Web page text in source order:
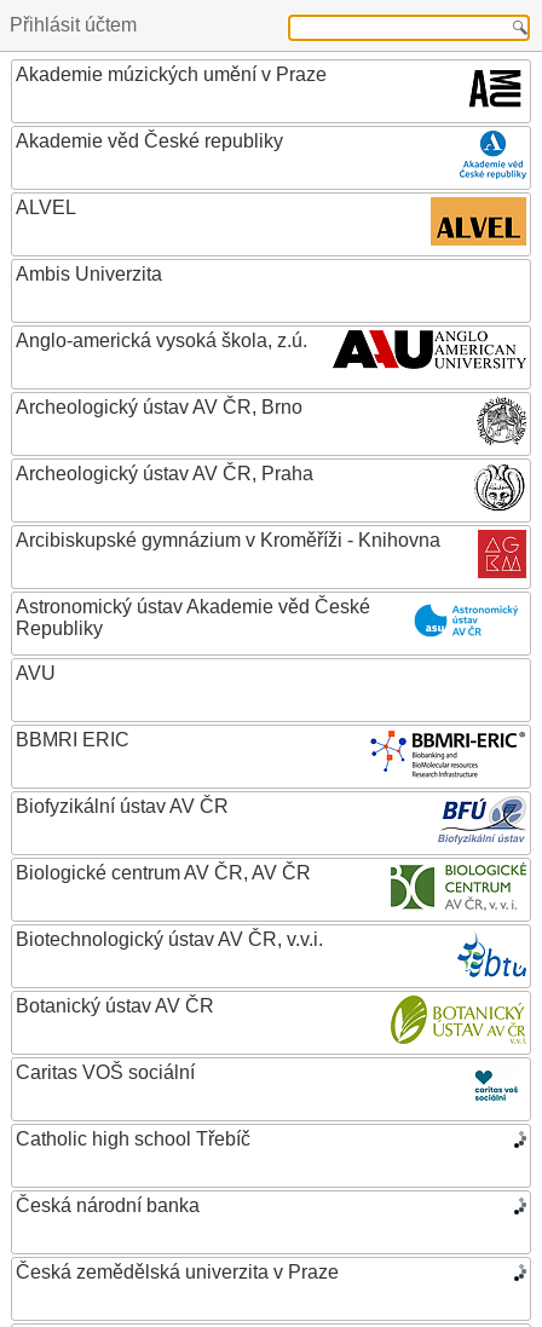
Přihlásit účtem
Akademie múzických umění v Praze
Akademie věd České republiky
ALVEL
Ambis Univerzita
Anglo-americká vysoká škola, z.ú.
Archeologický ústav AV ČR, Brno
Archeologický ústav AV ČR, Praha
Arcibiskupské gymnázium v Kroměříži - Knihovna
Astronomický ústav Akademie věd České
Republiky
AVU
BBMRI ERIC
Biofyzikální ústav AV ČR
Biologické centrum AV ČR, AV ČR
Biotechnologický ústav AV ČR, v.v.i.
Botanický ústav AV ČR
Caritas VOŠ sociální
Catholic high school Třebíč
Česká národní banka
Česká zemědělská univerzita v Praze